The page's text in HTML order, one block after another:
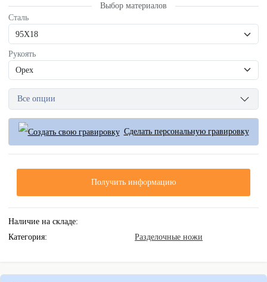
Выбор материалов
Сталь
Рукоять
Все опции
Сделать персональную гравировку
Получить информацию
Наличие на складе:
Категория:
Разделочные ножи